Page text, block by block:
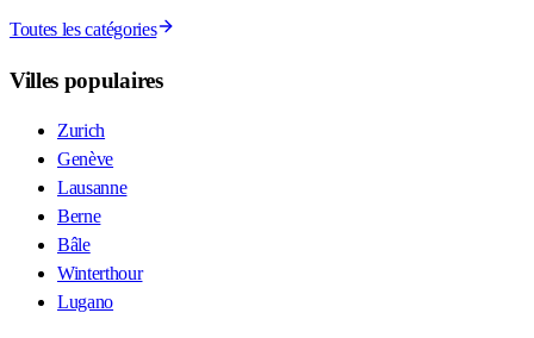
Toutes les catégories
Villes populaires
Zurich
Genève
Lausanne
Berne
Bâle
Winterthour
Lugano